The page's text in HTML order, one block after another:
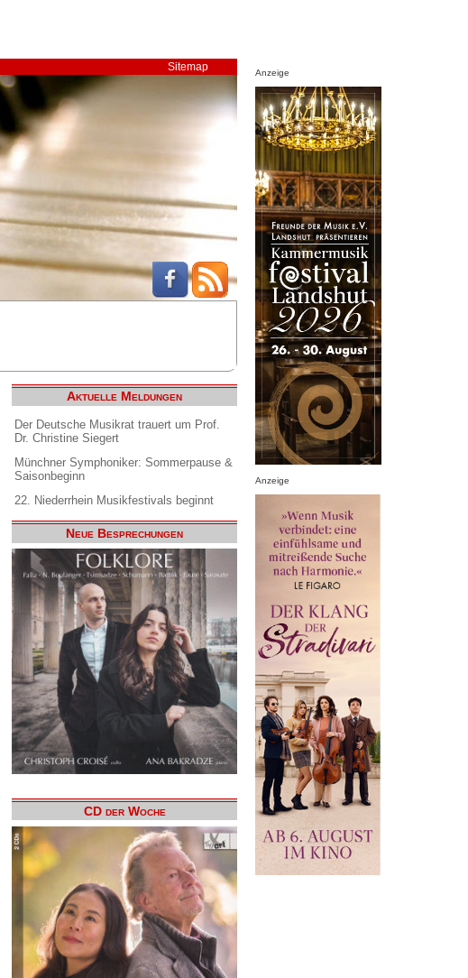
Sitemap
Aktuelle Meldungen
Der Deutsche Musikrat trauert um Prof.
Dr. Christine Siegert
Münchner Symphoniker: Sommerpause &
Saisonbeginn
22. Niederrhein Musikfestivals beginnt
Neue Besprechungen
CD der Woche
Anzeige
Anzeige